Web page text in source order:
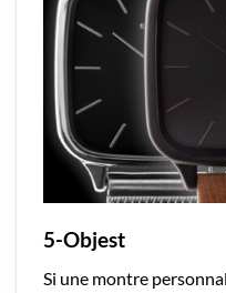
5-Objest
Si une montre